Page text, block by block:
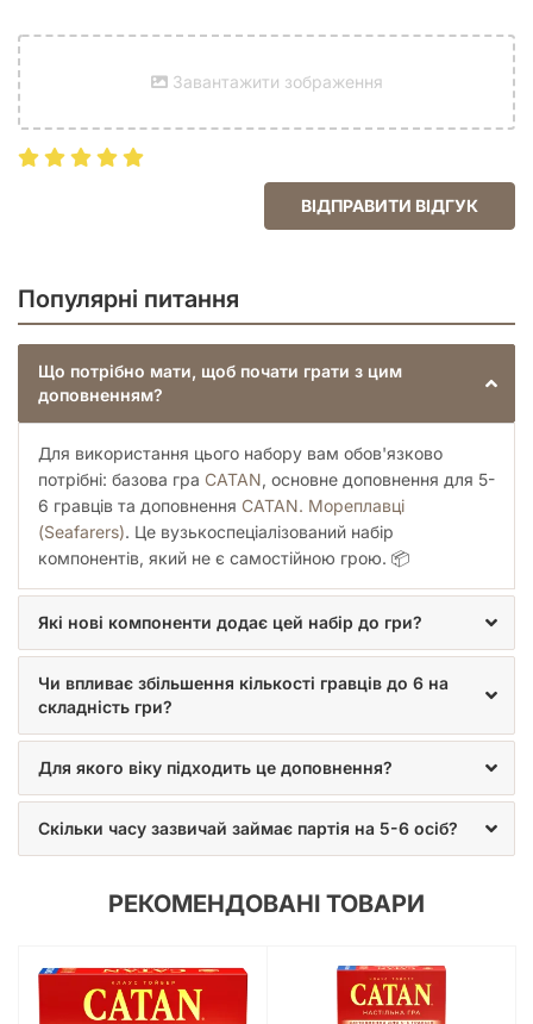
Завантажити зображення
ВІДПРАВИТИ ВІДГУК
Популярні питання
Що потрібно мати, щоб почати грати з цим
доповненням?
Для використання цього набору вам обов'язково
потрібні: базова гра CATAN, основне доповнення для 5-
6 гравців та доповнення CATAN. Мореплавці
(Seafarers). Це вузькоспеціалізований набір
компонентів, який не є самостійною грою. 📦
Які нові компоненти додає цей набір до гри?
Чи впливає збільшення кількості гравців до 6 на
складність гри?
Для якого віку підходить це доповнення?
Скільки часу зазвичай займає партія на 5-6 осіб?
РЕКОМЕНДОВАНІ ТОВАРИ